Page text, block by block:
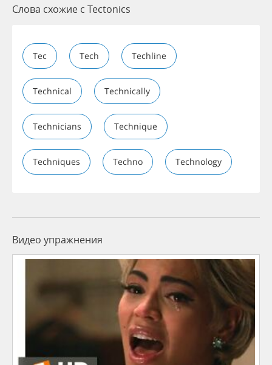
Слова схожие с Tectonics
Tec Tech Techline
Technical Technically
Technicians Technique
Techniques Techno Technology
Видео упражнения